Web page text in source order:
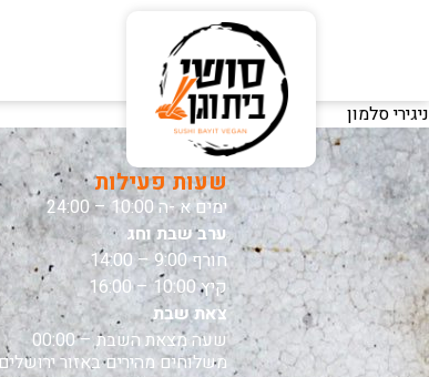
ניגירי סלמון
שעות פעילות
ימים א -ה 10:00 – 24:00
ערב שבת וחג
חורף 9:00 – 14:00
קיץ 10:00 – 16:00
צאת שבת
שעה מצאת השבת – 00:00
משלוחים מהירים באזור